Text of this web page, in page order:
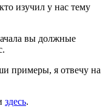
изучил у нас тему
вы должные
примеры, я отвечу на
здесь.